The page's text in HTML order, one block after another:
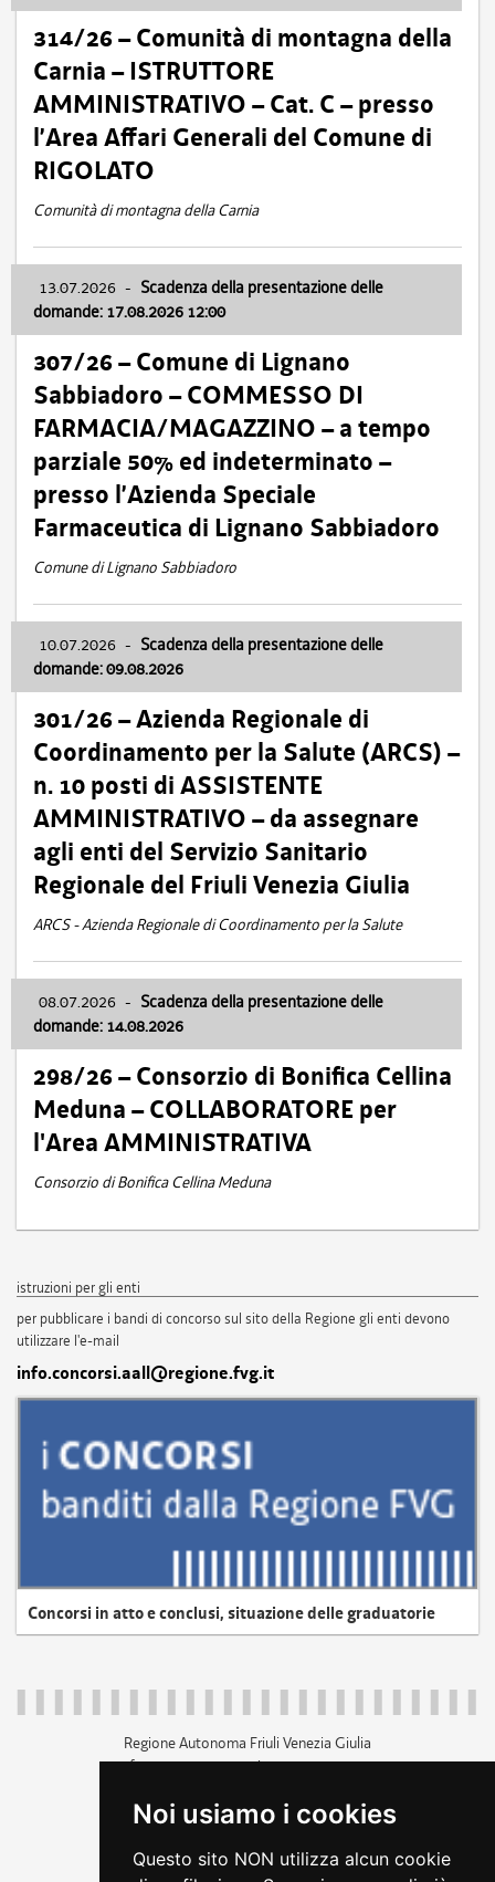
Noi usiamo i cookies
Questo sito NON utilizza alcun cookie
314/26 – Comunità di montagna della
Carnia – ISTRUTTORE
AMMINISTRATIVO – Cat. C – presso
l’Area Affari Generali del Comune di
RIGOLATO
Comunità di montagna della Carnia
13.07.2026 - Scadenza della presentazione delle
domande: 17.08.2026 12:00
307/26 – Comune di Lignano
Sabbiadoro – COMMESSO DI
FARMACIA/MAGAZZINO – a tempo
parziale 50% ed indeterminato –
presso l’Azienda Speciale
Farmaceutica di Lignano Sabbiadoro
Comune di Lignano Sabbiadoro
10.07.2026 - Scadenza della presentazione delle
domande: 09.08.2026
301/26 – Azienda Regionale di
Coordinamento per la Salute (ARCS) –
n. 10 posti di ASSISTENTE
AMMINISTRATIVO – da assegnare
agli enti del Servizio Sanitario
Regionale del Friuli Venezia Giulia
ARCS - Azienda Regionale di Coordinamento per la Salute
08.07.2026 - Scadenza della presentazione delle
domande: 14.08.2026
298/26 – Consorzio di Bonifica Cellina
Meduna – COLLABORATORE per
l'Area AMMINISTRATIVA
Consorzio di Bonifica Cellina Meduna
istruzioni per gli enti
per pubblicare i bandi di concorso sul sito della Regione gli enti devono
utilizzare l'e-mail
info.concorsi.aall@regione.fvg.it
Concorsi in atto e conclusi, situazione delle graduatorie
Regione Autonoma Friuli Venezia Giulia
c.f. 80014930327; p.iva 00526040324
+39 040 3771111